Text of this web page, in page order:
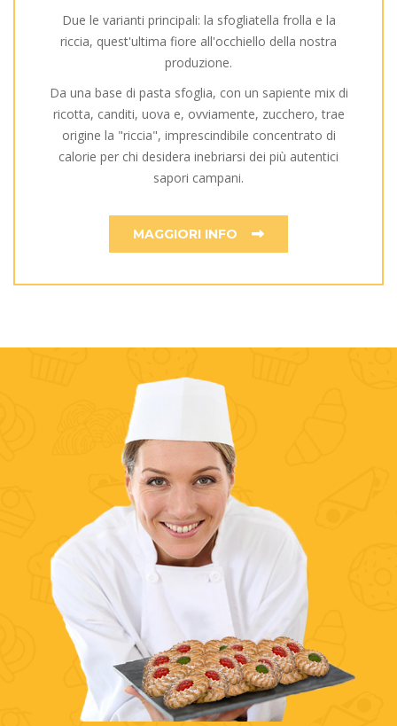
Due le varianti principali: la sfogliatella frolla e la
riccia, quest'ultima fiore all'occhiello della nostra
produzione.
Da una base di pasta sfoglia, con un sapiente mix di
ricotta, canditi, uova e, ovviamente, zucchero, trae
origine la "riccia", imprescindibile concentrato di
calorie per chi desidera inebriarsi dei più autentici
sapori campani.
MAGGIORI INFO